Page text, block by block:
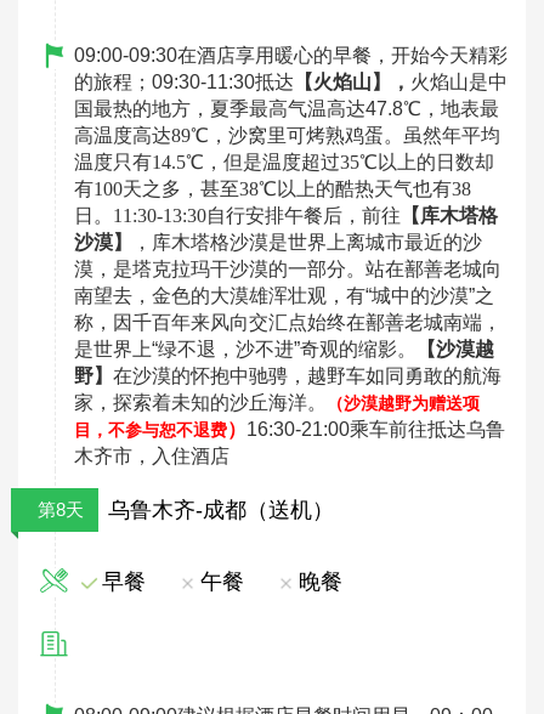
09:00-09:30在酒店享用暖心的早餐，开始今天精彩
的旅程；09:30-11:30抵达 【火焰山】， 火焰山是中
国最热的地方，夏季最高气温高达47.8℃，地表最
高温度高达89℃，沙窝里可烤熟鸡蛋。虽然年平均
温度只有14.5℃，但是温度超过35℃以上的日数却
有100天之多，甚至38℃以上的酷热天气也有38
日。11:30-13:30自行安排午餐后，前往 【库木塔格
沙漠】
，库木塔格沙漠是世界上离城市最近的沙
漠， 是塔克拉玛干沙漠的一部分。站在鄯善老城向
南望去，金色的大漠雄浑壮观，有“城中的沙漠”之
称，因千百年来风向交汇点始终在鄯善老城南端，
是世界上“绿不退，沙不进”奇观的缩影。
【沙漠越
野】 在沙漠的怀抱中驰骋，越野车如同勇敢的航海
家，探索着未知的沙丘海洋。
（沙漠越野为赠送项
目，不参与恕不退费） 16:30-21:00乘车前往抵达乌鲁
木齐市，入住酒店
第8天 乌鲁木齐-成都（送机）
早餐 午餐 晚餐